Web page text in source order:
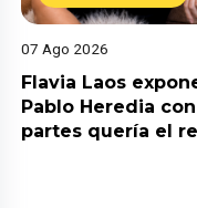
07 Ago 2026
Flavia Laos
Pablo Heredia
partes quería el